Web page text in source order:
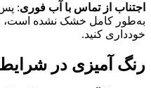
اجتناب از تماس با آب فوری: پس
به‌طور کامل خشک نشده است،
خودداری کنید.
رنگ آمیزی در